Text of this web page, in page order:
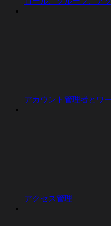
アカウント管理者とワ
アクセス管理